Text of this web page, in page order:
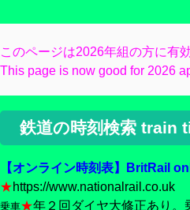
このページは2026年組の方に有
This page is now good for 2026
鉄道の時刻検索 train
【オンライン時刻表】BritRail
★https://www.nationalrail.co.uk
乗車★年２回ダイヤ大修正あり